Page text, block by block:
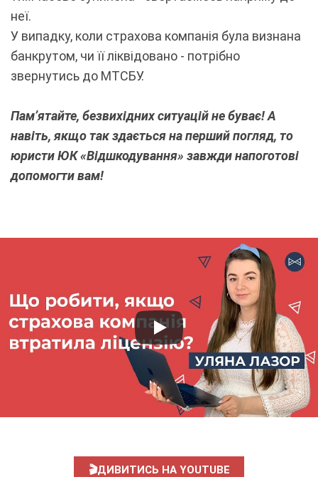
неї.
У випадку, коли страхова компанія була визнана
банкрутом, чи її ліквідовано - потрібно
звернутись до МТСБУ.
Пам’ятайте, безвихідних ситуацій не буває! А
навіть, якщо так здається на перший погляд, то
юристи ЮК «Відшкодування» завжди напоготові
допомогти вам!
🎬ДИВИТИСЬ НА YOUTUBE